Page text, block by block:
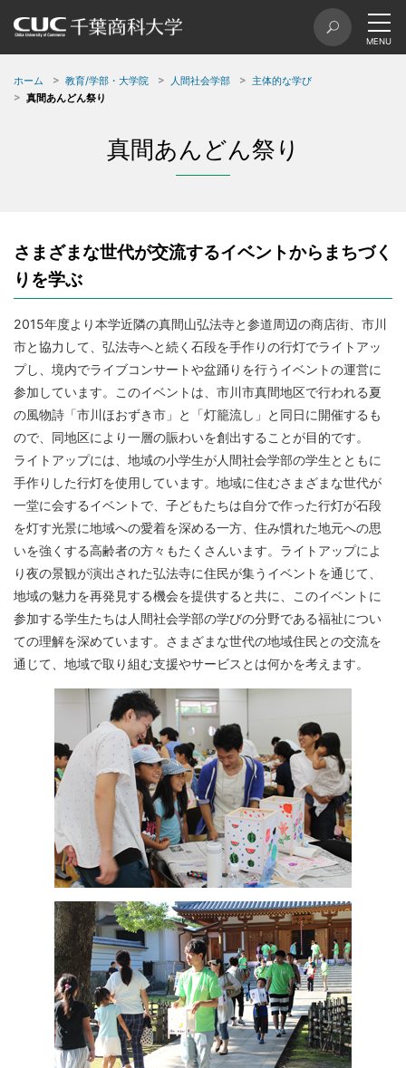
ホーム 教育/学部・大学院 人間社会学部
主体的な学び
真間あんどん祭り
真間あんどん祭り
さまざまな世代が交流するイベントからまちづく
りを学ぶ
2015年度より本学近隣の真間山弘法寺と参道周辺の商店街、市川
市と協力して、弘法寺へと続く石段を手作りの行灯でライトアッ
プし、境内でライブコンサートや盆踊りを行うイベントの運営に
参加しています。このイベントは、市川市真間地区で行われる夏
の風物詩「市川ほおずき市」と「灯籠流し」と同日に開催するも
ので、同地区により一層の賑わいを創出することが目的です。
ライトアップには、地域の小学生が人間社会学部の学生とともに
手作りした行灯を使用しています。地域に住むさまざまな世代が
一堂に会するイベントで、子どもたちは自分で作った行灯が石段
を灯す光景に地域への愛着を深める一方、住み慣れた地元への思
いを強くする高齢者の方々もたくさんいます。ライトアップによ
り夜の景観が演出された弘法寺に住民が集うイベントを通じて、
地域の魅力を再発見する機会を提供すると共に、このイベントに
参加する学生たちは人間社会学部の学びの分野である福祉につい
ての理解を深めています。さまざまな世代の地域住民との交流を
通じて、地域で取り組む支援やサービスとは何かを考えます。